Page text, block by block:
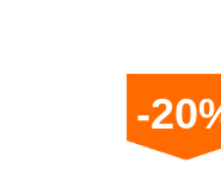
-